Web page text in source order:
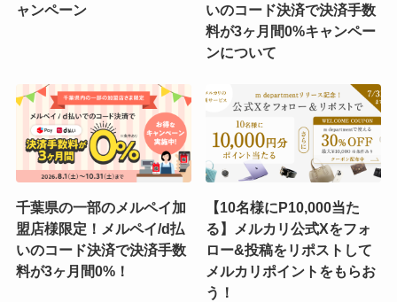
ャンペーン
いのコード決済で決済手数
料が3ヶ月間0%キャンペー
ンについて
千葉県の一部のメルペイ加
盟店様限定！メルペイ/d払
いのコード決済で決済手数
料が3ヶ月間0%！
【10名様にP10,000当た
る】メルカリ公式Xをフォ
ロー&投稿をリポストして
メルカリポイントをもらお
う！